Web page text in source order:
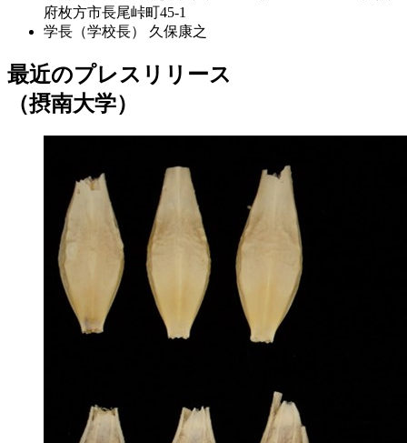
府枚方市長尾峠町45-1
学長（学校長）
久保康之
最近のプレスリリース
（摂南大学）